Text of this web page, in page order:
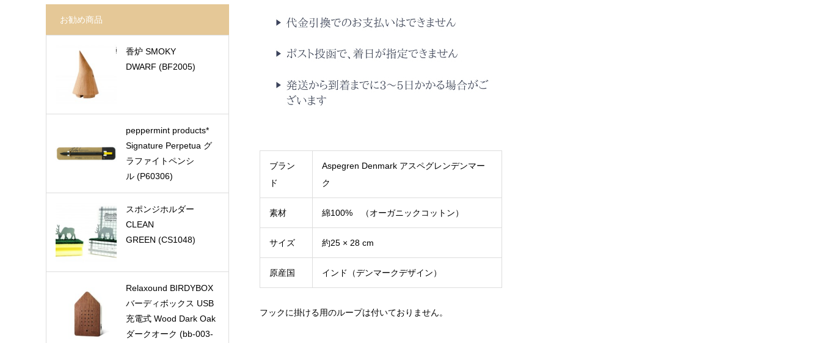
ブラン
ド
Aspegren Denmark アスペグレンデンマー
ク
素材 綿100% （オーガニックコットン）
サイズ 約25 × 28 cm
原産国 インド（デンマークデザイン）
フックに掛ける用のループは付いておりません。
お勧め商品
香炉 SMOKY
DWARF (BF2005)
peppermint products*
Signature Perpetua グ
ラファイトペンシ
ル (P60306)
スポンジホルダー
CLEAN
GREEN (CS1048)
Relaxound BIRDYBOX
バーディボックス USB
充電式 Wood Dark Oak
ダークオーク (bb-003-